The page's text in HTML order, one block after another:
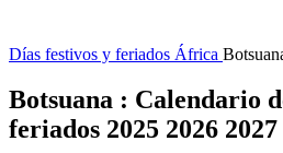
Días festivos y feriados África
Botsuana : Calendario
feriados 2025 2026 2027